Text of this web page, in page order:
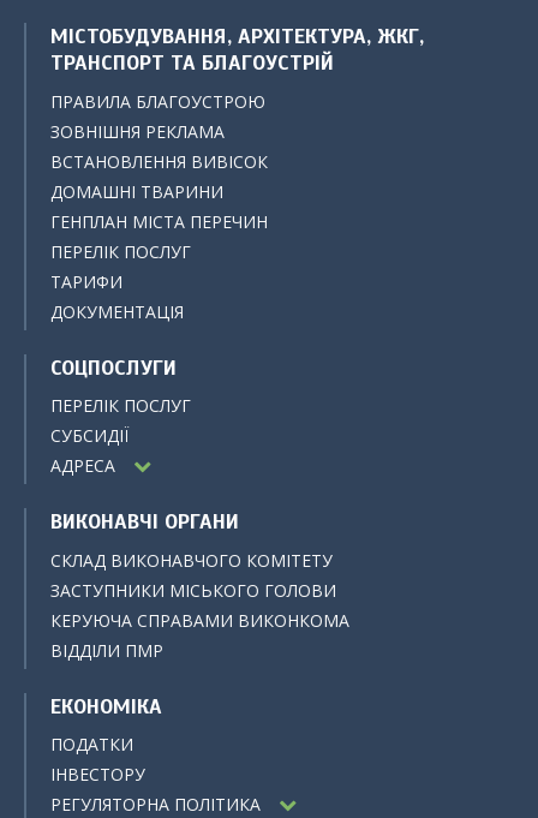
МІСТОБУДУВАННЯ, АРХІТЕКТУРА, ЖКГ,
ТРАНСПОРТ ТА БЛАГОУСТРІЙ
ПРАВИЛА БЛАГОУСТРОЮ
ЗОВНІШНЯ РЕКЛАМА
ВСТАНОВЛЕННЯ ВИВІСОК
ДОМАШНІ ТВАРИНИ
ГЕНПЛАН МІСТА ПЕРЕЧИН
ПЕРЕЛІК ПОСЛУГ
ТАРИФИ
ДОКУМЕНТАЦІЯ
СОЦПОСЛУГИ
ПЕРЕЛІК ПОСЛУГ
СУБСИДІЇ
АДРЕСА
ВИКОНАВЧІ ОРГАНИ
СКЛАД ВИКОНАВЧОГО КОМІТЕТУ
ЗАСТУПНИКИ МІСЬКОГО ГОЛОВИ
КЕРУЮЧА СПРАВАМИ ВИКОНКОМА
ВІДДІЛИ ПМР
ЕКОНОМІКА
ПОДАТКИ
ІНВЕСТОРУ
РЕГУЛЯТОРНА ПОЛІТИКА